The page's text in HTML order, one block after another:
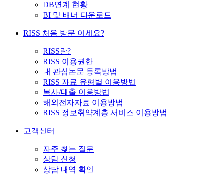
DB연계 현황
BI 및 배너 다운로드
RISS 처음 방문 이세요?
RISS란?
RISS 이용권한
내 관심논문 등록방법
RISS 자료 유형별 이용방법
복사/대출 이용방법
해외전자자료 이용방법
RISS 정보취약계층 서비스 이용방법
고객센터
자주 찾는 질문
상담 신청
상담 내역 확인